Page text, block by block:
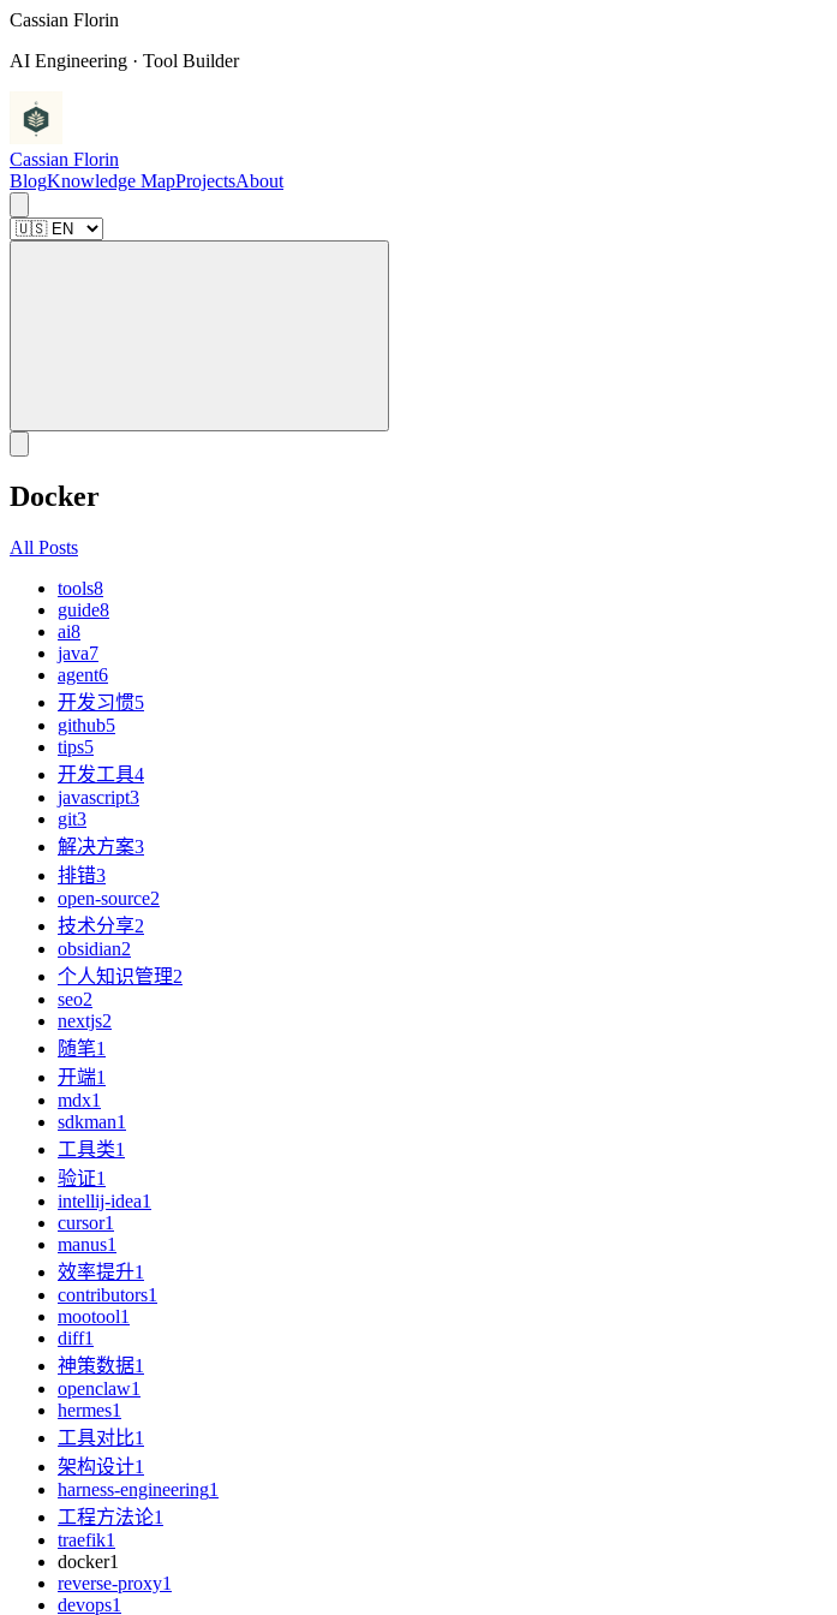
Cassian Florin
AI Engineering · Tool Builder
Cassian Florin
BlogKnowledge MapProjectsAbout
Docker
All Posts
tools8
guide8
ai8
java7
agent6
开发习惯5
github5
tips5
开发工具4
javascript3
git3
解决方案3
排错3
open-source2
技术分享2
obsidian2
个人知识管理2
seo2
nextjs2
随笔1
开端1
mdx1
sdkman1
工具类1
验证1
intellij-idea1
cursor1
manus1
效率提升1
contributors1
mootool1
diff1
神策数据1
openclaw1
hermes1
工具对比1
架构设计1
harness-engineering1
工程方法论1
traefik1
docker1
reverse-proxy1
devops1